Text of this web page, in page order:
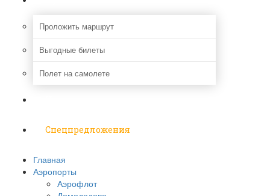
Проложить маршрут
Выгодные билеты
Полет на самолете
Спецпредложения
Главная
Аэропорты
Аэрофлот